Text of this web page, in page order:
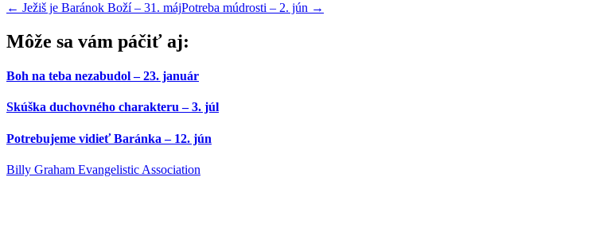
← Ježiš je Baránok Boží – 31. májPotreba múdrosti – 2. jún →
Môže sa vám páčiť aj:
Boh na teba nezabudol – 23. január
Skúška duchovného charakteru – 3. júl
Potrebujeme vidieť Baránka – 12. jún
Billy Graham Evangelistic Association